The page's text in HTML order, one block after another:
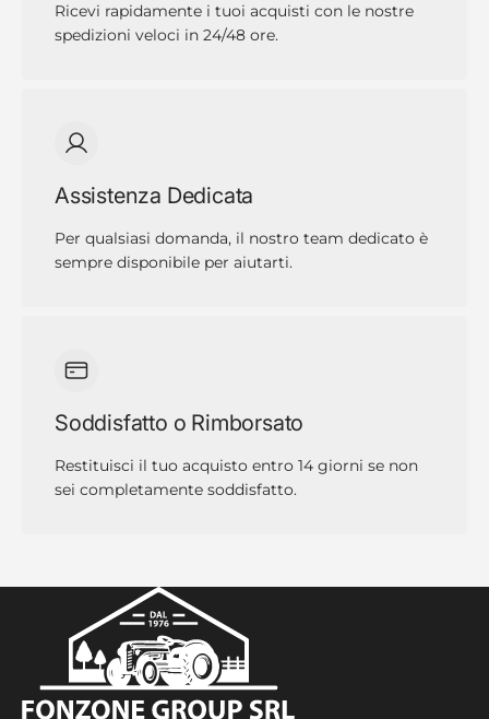
Ricevi rapidamente i tuoi acquisti con le nostre
spedizioni veloci in 24/48 ore.
Assistenza Dedicata
Per qualsiasi domanda, il nostro team dedicato è
sempre disponibile per aiutarti.
Soddisfatto o Rimborsato
Restituisci il tuo acquisto entro 14 giorni se non
sei completamente soddisfatto.